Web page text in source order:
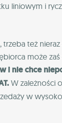
liniowym i
też
może
i nie chce
W zależności
w